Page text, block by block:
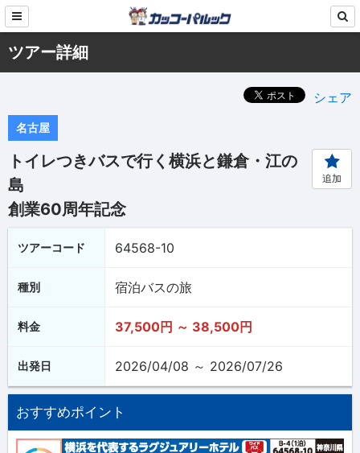
ツアー詳細
シェア
名古屋
トイレつきバスで行く横浜と鎌倉・江の
島
創業60周年記念
追加
ツアーコード 64568-10
種別 宿泊バスの旅
料金 37,500円 ～ 38,500円
出発日 2026/04/08 ～ 2026/07/26
おすすめポイント